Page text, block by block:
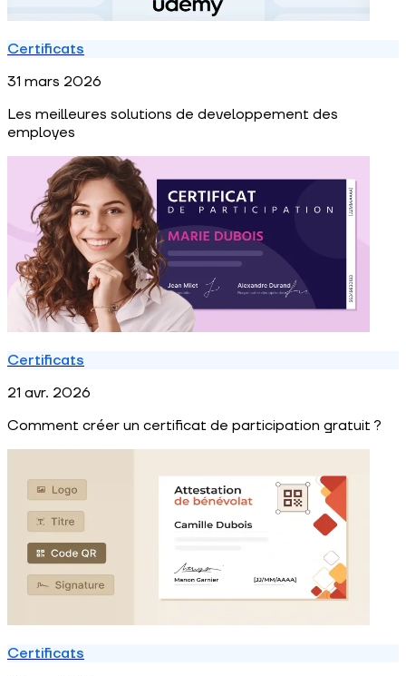
Certificats
31 mars 2026
Les meilleures solutions de developpement des
employes
Certificats
21 avr. 2026
Comment créer un certificat de participation gratuit ?
Certificats